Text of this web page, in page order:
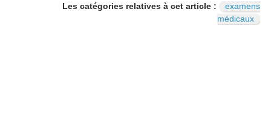
Les catégories relatives à cet article :
examens
médicaux